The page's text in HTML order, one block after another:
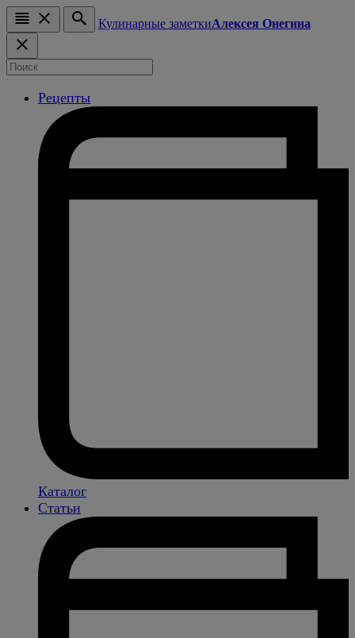
Кулинарные заметкиАлексея Онегина
Рецепты
Каталог
Статьи